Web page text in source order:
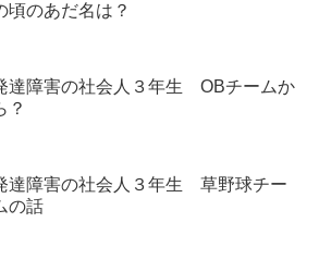
頃のあだ名は？
達障害の社会人３年生 OBチームか
？
達障害の社会人３年生 草野球チー
の話